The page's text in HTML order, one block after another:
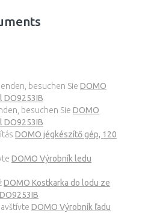
besuchen Sie DOMO
DO9253IB
besuchen Sie DOMO
DO9253IB
DOMO jégkészítő gép, 120
DOMO Výrobník ledu
DOMO Kostkarka do lodu ze
DOMO Výrobník ľadu